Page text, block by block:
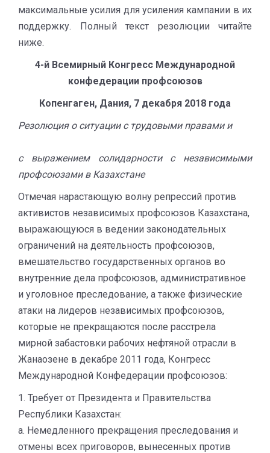
максимальные усилия для усиления кампании в их
поддержку. Полный текст резолюции читайте
ниже.
4-й Всемирный Конгресс Международной
конфедерации профсоюзов
Копенгаген, Дания, 7 декабря 2018 года
Резолюция о ситуации с трудовыми правами и
с выражением солидарности с независимыми
профсоюзами в Казахстане
Отмечая нарастающую волну репрессий против
активистов независимых профсоюзов Казахстана,
выражающуюся в ведении законодательных
ограничений на деятельность профсоюзов,
вмешательство государственных органов во
внутренние дела профсоюзов, административное
и уголовное преследование, а также физические
атаки на лидеров независимых профсоюзов,
которые не прекращаются после расстрела
мирной забастовки рабочих нефтяной отрасли в
Жанаозене в декабре 2011 года, Конгресс
Международной Конфедерации профсоюзов:
1. Требует от Президента и Правительства
Республики Казахстан:
а. Немедленного прекращения преследования и
отмены всех приговоров, вынесенных против